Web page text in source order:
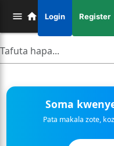
Login Register
Soma
Pata makala zote,